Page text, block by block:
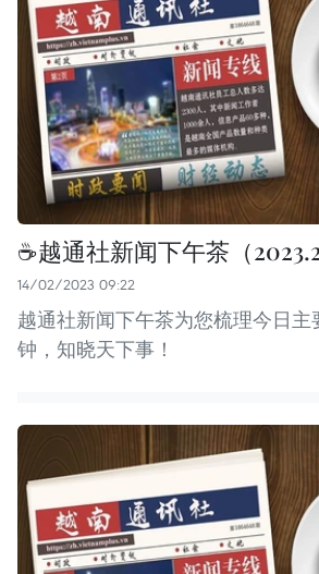
☕越通社新闻下午茶（
14/02/2023 09:22
越通社新闻下午茶为您梳理今日主
钟，知晓天下事！